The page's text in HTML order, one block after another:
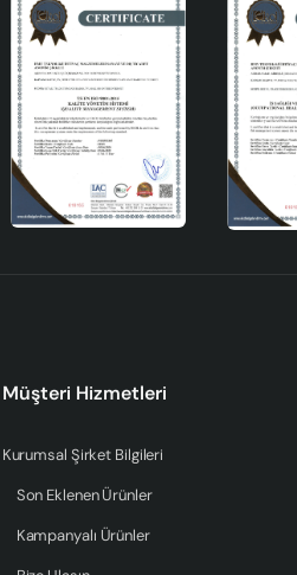
Müşteri Hizmetleri
Kurumsal Şirket Bilgileri
Son Eklenen Ürünler
Kampanyalı Ürünler